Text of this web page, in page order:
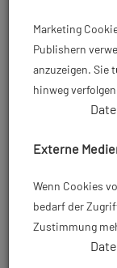
Connector -
7,00 €
Marketing
Publishern
anzuzeigen. Sie
hinweg
Externe
Wenn Cookies
bedarf der
Zustimmung